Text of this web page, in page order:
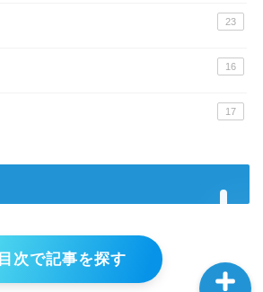
23
16
17
目次で記事を探す